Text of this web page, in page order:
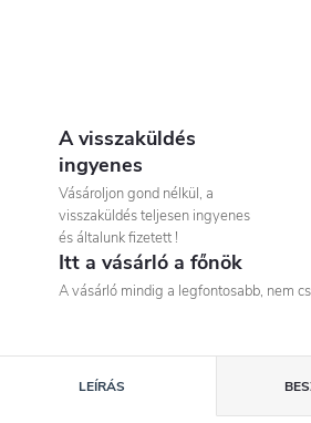
A visszaküldés
ingyenes
Vásároljon gond nélkül, a
visszaküldés teljesen ingyenes
és általunk fizetett !
Itt a vásárló a főnök
A vásárló mindig a legfontosabb, nem
LEÍRÁS